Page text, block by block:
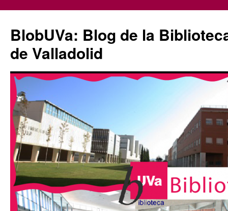
contenido
BlobUVa: Blog de la
de Valladolid